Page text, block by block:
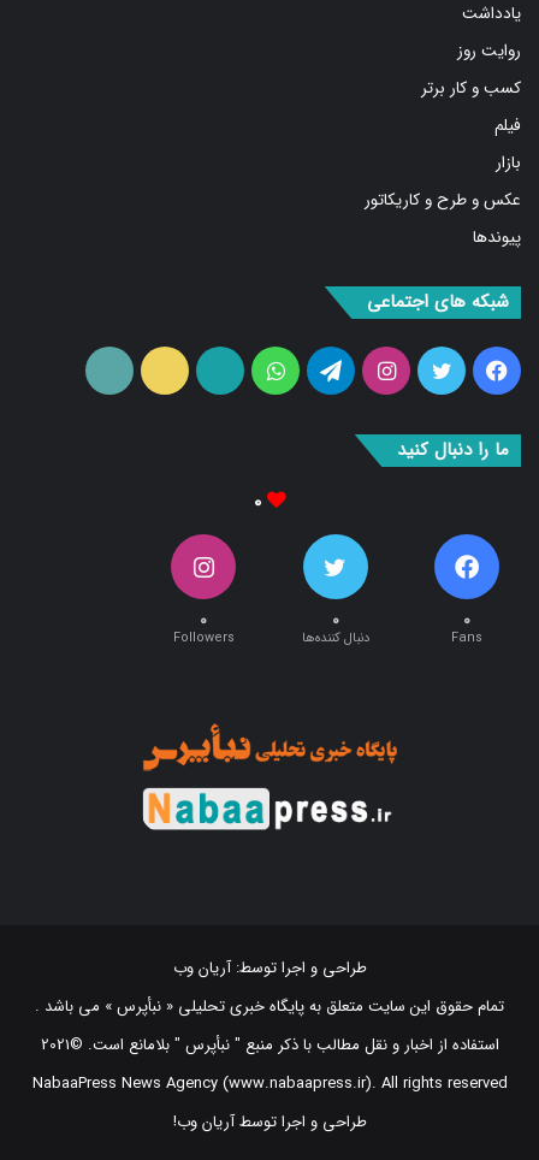
روایت روز
کسب و کار برتر
فیلم
بازار
عکس و طرح و کاریکاتور
پیوندها
فیس
بوک
توییتراینستاگرامتلگرامواتس
آپ
آپارات ایتا
۰ ۰ ۰
تمام حقوق این سایت متعلق به پایگاه خبری تحلیلی « نبأپرس » می باشد .
استفاده از اخبار و نقل مطالب با ذکر منبع "‌ نبأپرس " بلامانع است. ©2021
NabaaPress News Agency (www.nabaapress.ir). All rights reserved
طراحی و اجرا توسط آریان وب!